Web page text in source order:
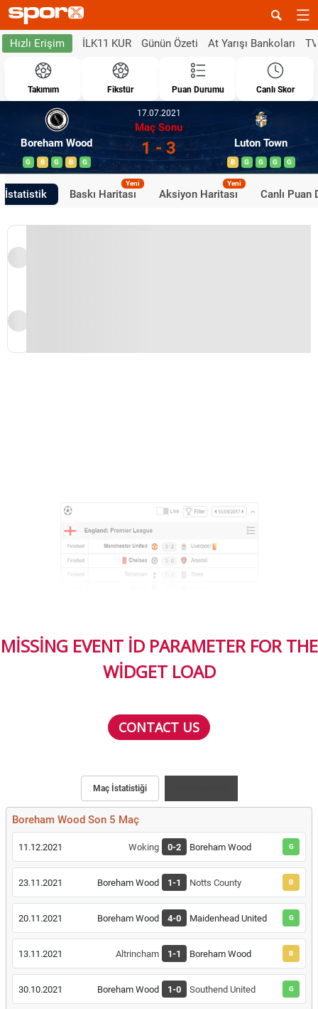
Hızlı Erişim İLK11 KUR Günün Özeti At Yarışı Bankoları
Takımım Fikstür Puan Durumu Canlı Skor
Boreham Wood
G B G B G
17.07.2021
Maç Sonu
1 - 3 Luton Town
B G G G G
İstatistik Baskı Haritası
Yeni
Aksiyon Haritası
Yeni
Canlı Puan
MISSING EVENT ID PARAMETER FOR THE
WIDGET LOAD
CONTACT US
Maç İstatistiği
Boreham Wood Son 5 Maç
11.12.2021 Woking 0-2 Boreham Wood G
23.11.2021 Boreham Wood 1-1 Notts County B
20.11.2021 Boreham Wood 4-0 Maidenhead United G
13.11.2021 Altrincham 1-1 Boreham Wood B
30.10.2021 Boreham Wood 1-0 Southend United G